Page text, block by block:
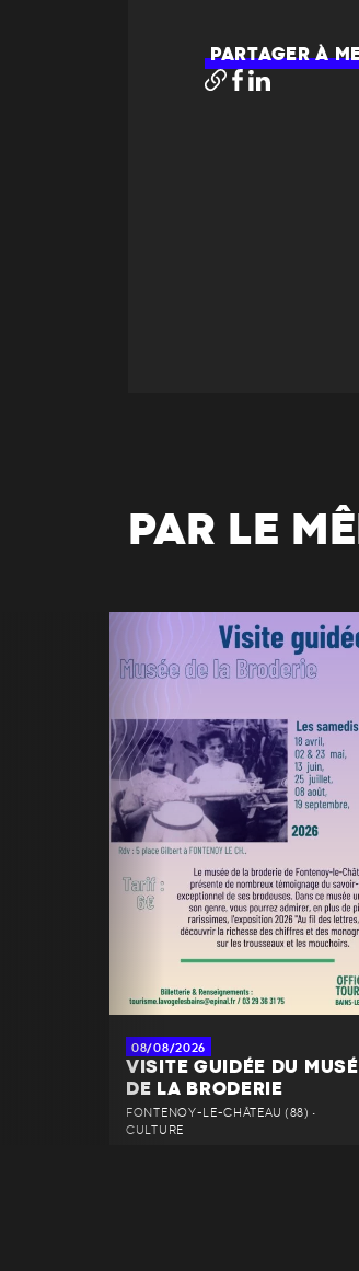
PARTAGER À
PAR LE
08/08/2026
VISITE GUIDÉE DU
DE LA BRODERIE
FONTENOY-LE-CHÂTEAU (88) •
CULTURE